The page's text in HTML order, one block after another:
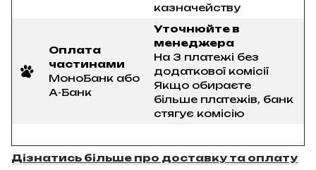
казначейству
Оплата
частинами
МоноБанк або
А-Банк
Уточнюйте в
менеджера
На 3 платежі без
додаткової комісії
Якщо обираєте
більше платежів, банк
стягує комісію
Дізнатись більше про доставку та оплату